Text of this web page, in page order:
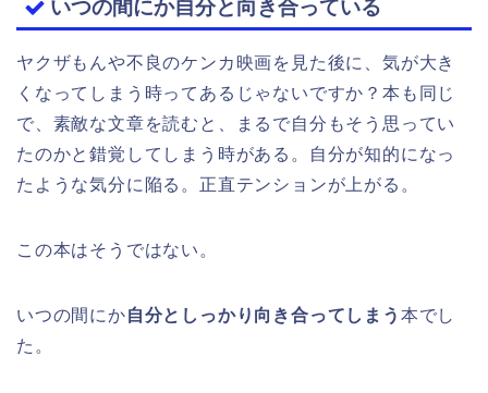
いつの間にか自分と向き合っている
ヤクザもんや不良のケンカ映画を見た後に、気が大き
くなってしまう時ってあるじゃないですか？本も同じ
で、素敵な文章を読むと、まるで自分もそう思ってい
たのかと錯覚してしまう時がある。自分が知的になっ
たような気分に陥る。正直テンションが上がる。
この本はそうではない。
いつの間にか自分としっかり向き合ってしまう 本でし
た。